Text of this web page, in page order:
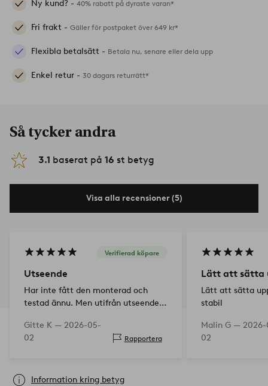
Ny kund? - 40% rabatt på dyraste varan*
Fri frakt - Gäller för postpaket över 649 kr*
Flexibla betalsätt - Betala nu, senare eller dela upp
Enkel retur - 30 dagars returrätt*
Så tycker andra
3.1 baserat på 16 st betyg
Visa alla recensioner (5)
Verifierad köpare
Utseende
Har inte fått den monterad och
testad ännu. Men utifrån utseendet
Gitte K — 2026-05-
02
Rapportera
Lätt att sätta
Lätt att sätta
stabil
Malin G — 2026-
02
Information kring betyg